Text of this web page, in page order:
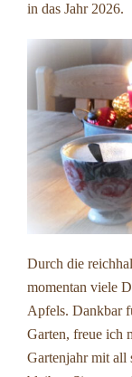
in das Jahr 2026.
Durch die
momentan viele
Apfels. Dankbar
Garten, freue ich
Gartenjahr mit all